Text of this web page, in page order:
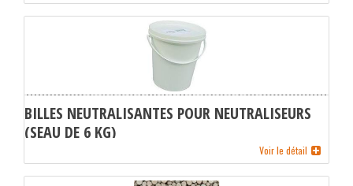
BILLES NEUTRALISANTES POUR NEUTRALISEURS
(SEAU DE 6 KG)
Voir le détail